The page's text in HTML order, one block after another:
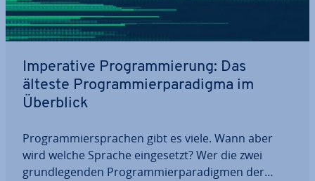
Im­pe­ra­ti­ve Pro­gram­mie­rung: Das
älteste Pro­gram­mier­pa­ra­dig­ma im
Überblick
Pro­gram­mier­spra­chen gibt es viele. Wann aber
wird welche Sprache ein­ge­setzt? Wer die zwei
grund­le­gen­den Pro­gram­mier­pa­ra­dig­men der